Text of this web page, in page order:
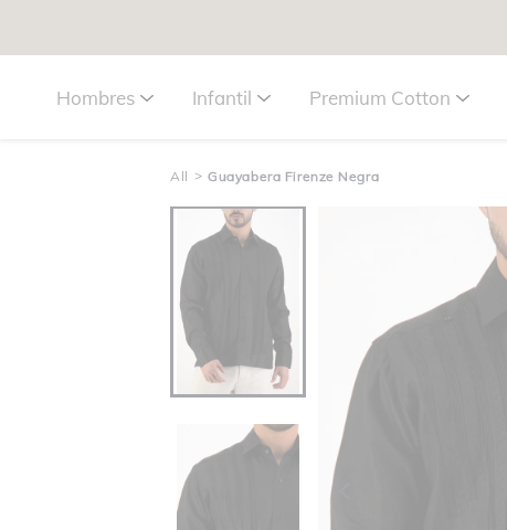
Hombres Infantil Premium Cotton
All > Guayabera Firenze Negra